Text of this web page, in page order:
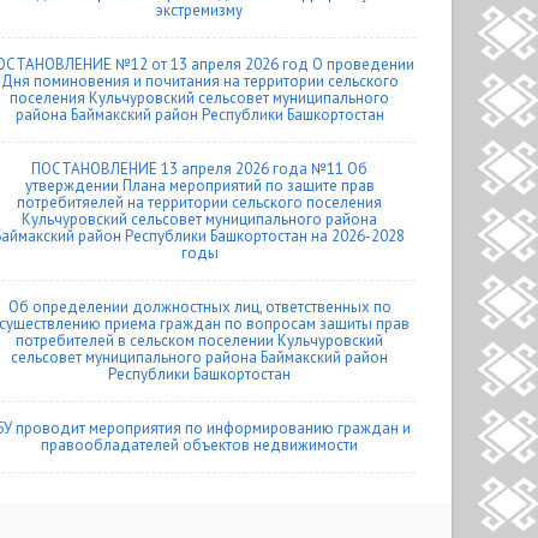
экстремизму
№12 от 13 апреля 2026 год О проведении
Дня поминовения и почитания на территории сельского
поселения Кульчуровский сельсовет муниципального
района Баймакский район Республики Башкортостан
ПОСТАНОВЛЕНИЕ 13 апреля 2026 года №11 Об
утверждении Плана мероприятий по защите прав
потребитяелей на территории сельского поселения
Кульчуровский сельсовет муниципального района
район Республики Башкортостан на 2026-2028
годы
Об определении должностных лиц, ответственных по
приема граждан по вопросам защиты прав
потребителей в сельском поселении Кульчуровский
сельсовет муниципального района Баймакский район
Республики Башкортостан
проводит мероприятия по информированию граждан и
правообладателей объектов недвижимости